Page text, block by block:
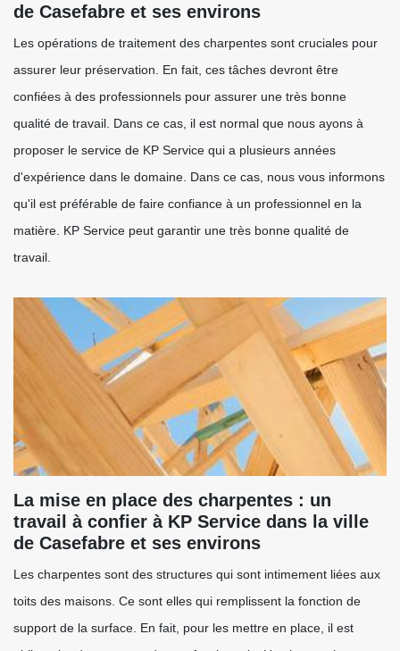
de Casefabre et ses environs
Les opérations de traitement des charpentes sont cruciales pour
assurer leur préservation. En fait, ces tâches devront être
confiées à des professionnels pour assurer une très bonne
qualité de travail. Dans ce cas, il est normal que nous ayons à
proposer le service de KP Service qui a plusieurs années
d'expérience dans le domaine. Dans ce cas, nous vous informons
qu'il est préférable de faire confiance à un professionnel en la
matière. KP Service peut garantir une très bonne qualité de
travail.
La mise en place des charpentes : un
travail à confier à KP Service dans la ville
de Casefabre et ses environs
Les charpentes sont des structures qui sont intimement liées aux
toits des maisons. Ce sont elles qui remplissent la fonction de
support de la surface. En fait, pour les mettre en place, il est